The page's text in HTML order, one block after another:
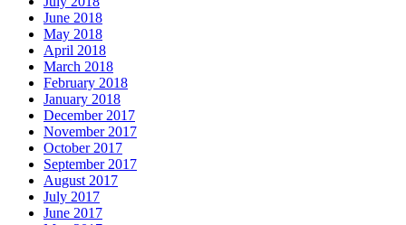
June 2018
May 2018
April 2018
March 2018
February 2018
January 2018
December 2017
November 2017
October 2017
September 2017
August 2017
July 2017
June 2017